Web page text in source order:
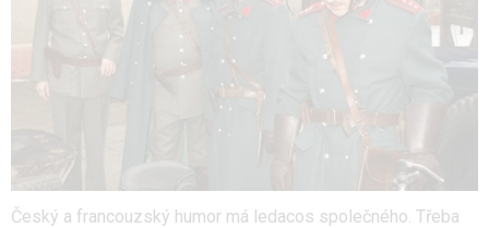
Český a francouzský humor má ledacos společného. Třeba